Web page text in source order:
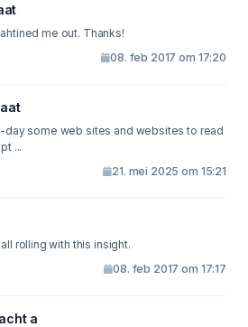
me out. Thanks!
08. feb 2017 om 17:20
day some web sites and websites to read
articles or reviews, except ...
21. mei 2025 om 15:21
rolling with this insight.
08. feb 2017 om 17:17
a